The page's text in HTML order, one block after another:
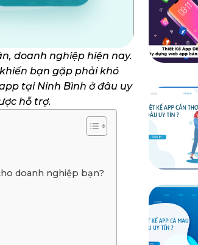
doanh nghiệp hiện nay.
bạn gặp phải khó
tại Ninh Bình ở đâu uy
hỗ trợ.
doanh nghiệp bạn?